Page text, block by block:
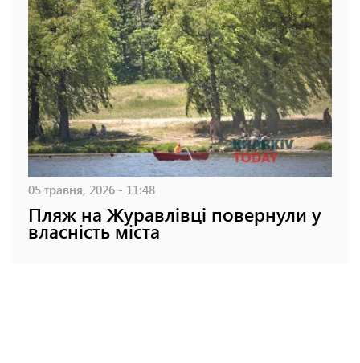
05 травня, 2026 - 11:48
Пляж на Журавлівці повернули у
власність міста